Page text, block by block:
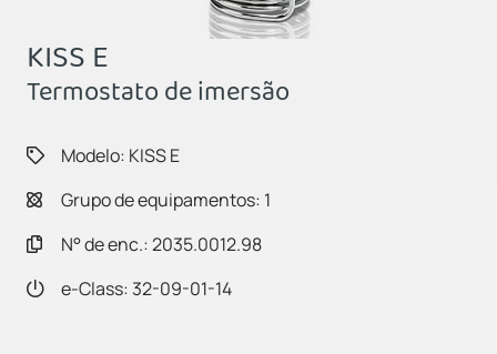
KISS E
Termostato de imersão
Modelo: KISS E
Grupo de equipamentos: 1
N° de enc.: 2035.0012.98
e-Class: 32-09-01-14